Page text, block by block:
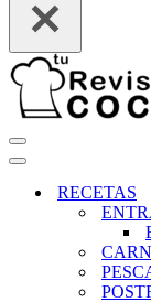
Menú
de
Menú
navegaciónRECETAS